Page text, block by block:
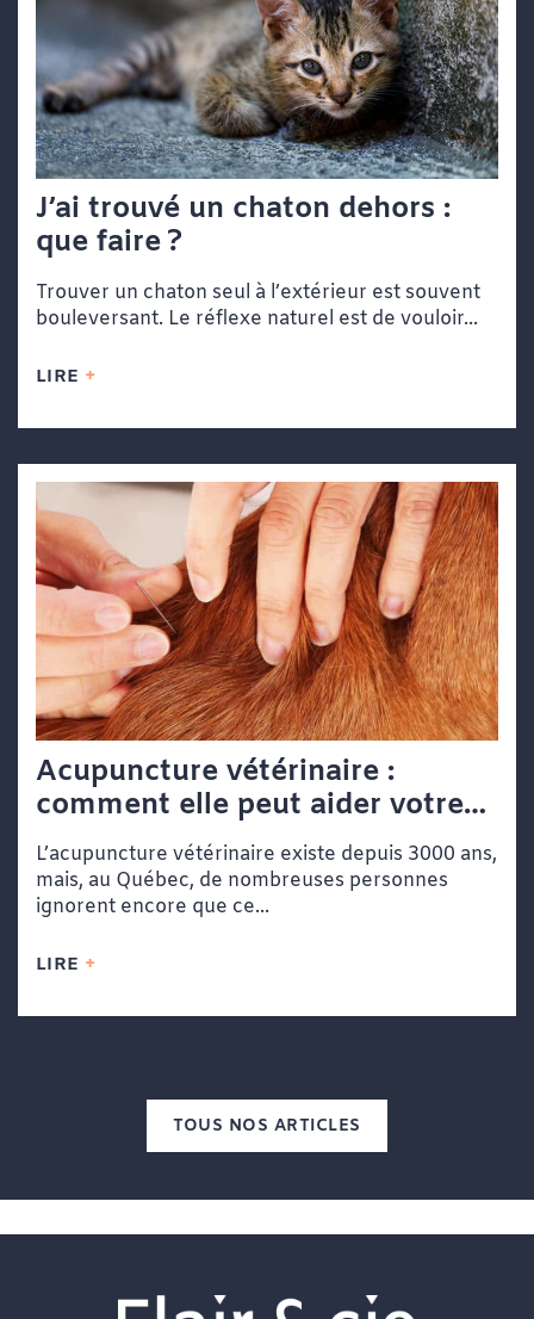
J’ai trouvé un chaton dehors :
que faire ?
Trouver un chaton seul à l’extérieur est souvent
bouleversant. Le réflexe naturel est de vouloir...
LIRE
Acupuncture vétérinaire :
comment elle peut aider votre
chien ou votre chat
L’acupuncture vétérinaire existe depuis 3000 ans,
mais, au Québec, de nombreuses personnes
ignorent encore que ce...
LIRE
TOUS NOS ARTICLES